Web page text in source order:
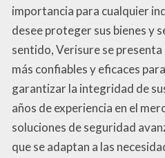
importancia para cualquier
desee proteger sus bienes y
sentido, Verisure se presenta
más confiables y eficaces
garantizar la integridad de
años de experiencia en el
soluciones de seguridad
que se adaptan a las